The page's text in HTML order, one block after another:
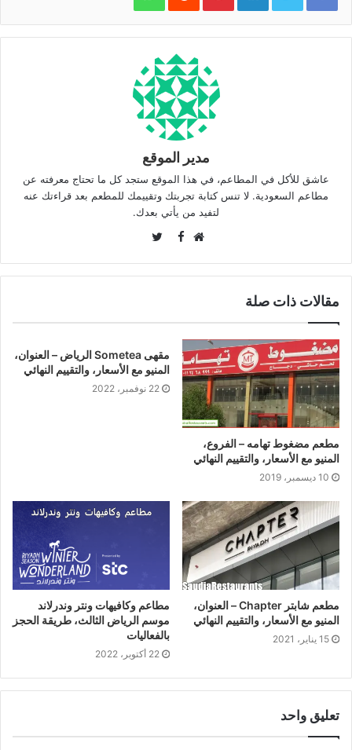
مدير الموقع
عاشق للأكل في المطاعم، في هذا الموقع ستجد كل ما تحتاج معرفته عن
مطاعم السعودية. لا تنس كتابة تجربتك وتقييمك للمطعم بعد قراءتك عنه
لتفيد من يأتي بعدك.
Facebook
مقالات ذات صلة
مطعم مضغوط تهامه – الفروع،
المنيو مع الأسعار، والتقييم النهائي
10 ديسمبر، 2019
مقهى Sometea الرياض – العنوان،
المنيو مع الأسعار، والتقييم النهائي
22 نوفمبر، 2022
مطعم شابتر Chapter – العنوان،
المنيو مع الأسعار، والتقييم النهائي
15 يناير، 2021
مطاعم وكافيهات ونتر وندرلاند
موسم الرياض الثالث، طريقة الحجز
بالفعاليات
22 أكتوبر، 2022
تعليق واحد